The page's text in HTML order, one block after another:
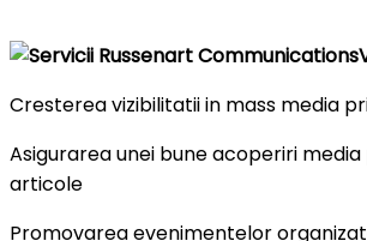
Cresterea vizibilitatii in mass media
Asigurarea unei bune acoperiri
articole
Promovarea evenimentelor